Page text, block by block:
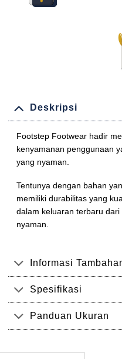
Deskripsi
Footstep Footwear hadir
kenyamanan penggunaan
yang nyaman.
Tentunya dengan bahan
memiliki durabilitas yang
dalam keluaran terbaru
nyaman.
Informasi
Spesifikasi
Panduan Ukuran